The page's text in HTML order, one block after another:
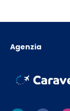
Agenzia